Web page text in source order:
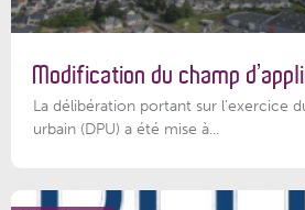
Modification du champ
La délibération portant sur l’exercice
urbain (DPU) a été mise à...